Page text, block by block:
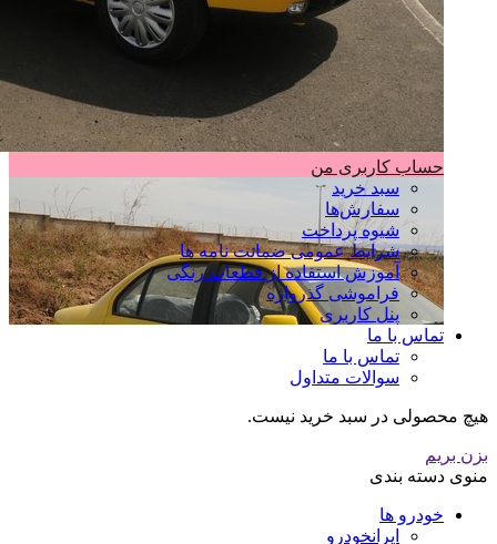
حساب کاربری من
سبد خرید
سفارش‌ها
شیوه پرداخت
شرایط عمومی ضمانت نامه ها
آموزش استفاده از قطعات رنگی
فراموشی گذرواژه
پنل کاربری
تماس با ما
تماس با ما
سوالات متداول
هیچ محصولی در سبد خرید نیست.
بزن بریم
منوی دسته بندی
خودرو ها
ایرانخودرو